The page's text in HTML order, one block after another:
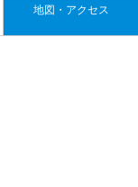
地図・アクセス